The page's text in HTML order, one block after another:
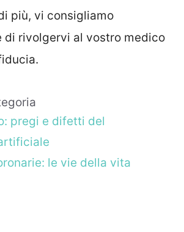
più, vi consigliamo
di rivolgervi al vostro medico
pregi e difetti del
le vie della vita